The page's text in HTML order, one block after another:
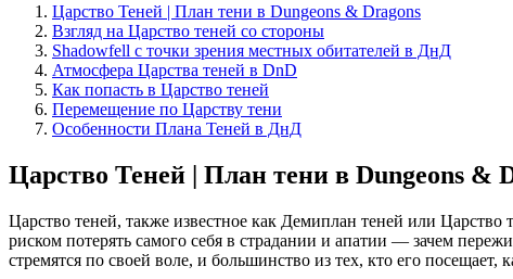
Царство Теней | План тени в Dungeons & Dragons
Взгляд на Царство теней со стороны
Shadowfell с точки зрения местных обитателей в ДнД
Атмосфера Царства теней в DnD
Как попасть в Царство теней
Перемещение по Царству тени
Особенности Плана Теней в ДнД
Царство Теней | План тени в Dungeons &
Царство теней, также известное как Демиплан теней или
риском потерять самого себя в страдании и апатии — зачем
стремятся по своей воле, и большинство из тех, кто его посещает,